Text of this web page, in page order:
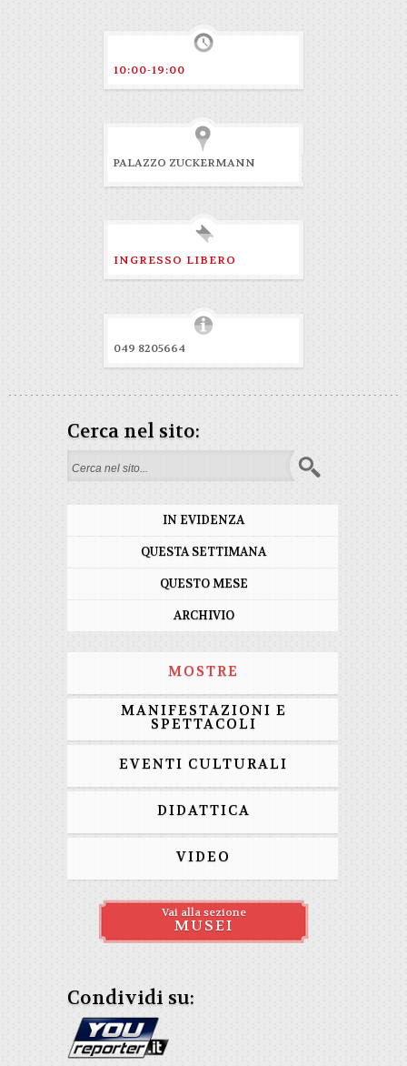
10:00-19:00
PALAZZO ZUCKERMANN
INGRESSO LIBERO
049 8205664
Cerca nel sito:
Form di ricerca
IN EVIDENZA
QUESTA SETTIMANA
QUESTO MESE
ARCHIVIO
MOSTRE
MANIFESTAZIONI E
SPETTACOLI
EVENTI CULTURALI
DIDATTICA
VIDEO
Vai alla sezione
MUSEI
Condividi su: